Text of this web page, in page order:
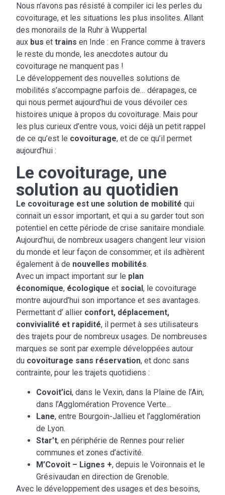
Nous n’avons pas résisté à compiler ici les perles du
covoiturage, et les situations les plus insolites. Allant
des monorails de la Ruhr à Wuppertal
aux busettrainsen Inde : en France comme à travers
le reste du monde, les anecdotes autour du
covoiturage ne manquent pas !
Le développement des nouvelles solutions de
mobilités s’accompagne parfois de… dérapages, ce
qui nous permet aujourd’hui de vous dévoiler ces
histoires unique à propos du covoiturage. Mais pour
les plus curieux d’entre vous, voici déjà un petit rappel
de ce qu’est le covoiturage, et de ce qu’il permet
aujourd’hui :
Le covoiturage, une
solution au quotidien
Le covoiturage est une solution de mobilité qui
connait un essor important, et qui a su garder tout son
potentiel en cette période de crise sanitaire mondiale.
Aujourd’hui, de nombreux usagers changent leur vision
du monde et leur façon de consommer, et ils adhèrent
également à de nouvelles mobilités.
Avec un impact important sur le plan
économique, écologique et social, le covoiturage
montre aujourd’hui son importance et ses avantages.
Permettant d’ allier confort, déplacement,
convivialité et rapidité, il permet à ses utilisateurs
des trajets pour de nombreux usages. De nombreuses
marques se sont par exemple développées autour
du covoiturage sans réservation, et donc sans
contrainte, pour les trajets quotidiens :
Covoit’ici, dans le Vexin, dans la Plaine de l’Ain,
dans l’Agglomération Provence Verte…
Lane, entre Bourgoin-Jallieu et l’agglomération
de Lyon.
Star’t, en périphérie de Rennes pour relier
communes et zones d’activité.
M’Covoit – Lignes +, depuis le Voironnais et le
Grésivaudan en direction de Grenoble.
Avec le développement des usages et des besoins,